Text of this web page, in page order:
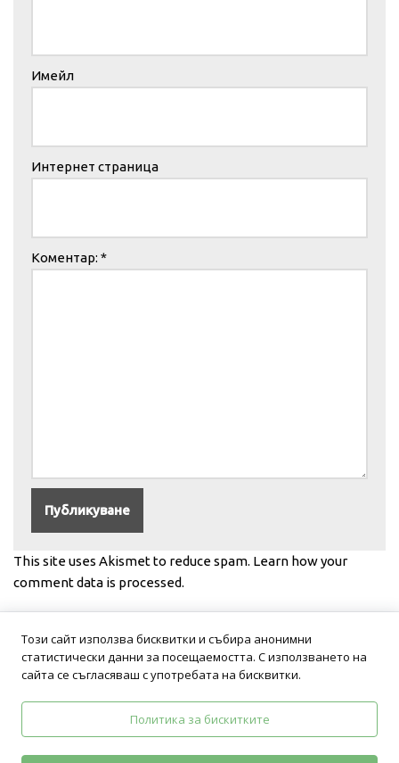
Имейл
Интернет страница
Коментар: *
This site uses Akismet to reduce spam. Learn how your
comment data is processed.
Политика на поверителност Общи условия
Този сайт използва бисквитки и събира анонимни
статистически данни за посещаемостта. С използването на
сайта се съгласяваш с употребата на бисквитки.
Политика за бискитките